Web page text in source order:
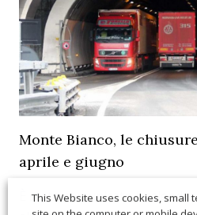
Monte Bianco, le
aprile e giugno
È stato comunicato il
This Website uses cookies, small